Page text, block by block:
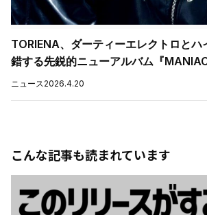
TORIENA、ダーティーエレクトロとハ
錯する先鋭的ニューアルバム『
ニュース2026.4.20
こんな記事も読まれています